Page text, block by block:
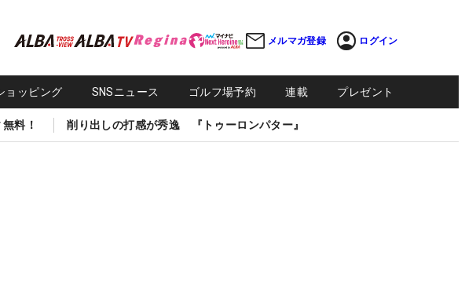
メルマガ登録 ログイン
ョッピング SNSニュース ゴルフ場予約 連載 プレゼント
料！ 削り出しの打感が秀逸 『トゥーロンパター』